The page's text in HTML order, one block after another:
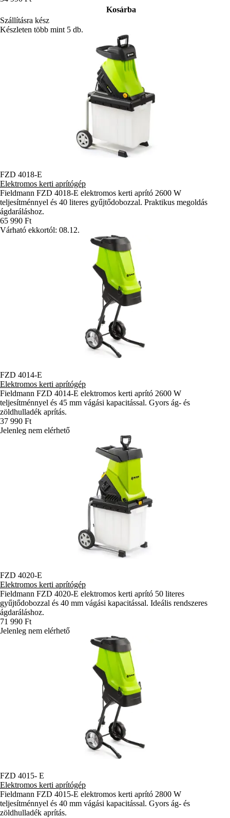
Kosárba
Szállításra kész
Készleten több mint 5 db.
FZD 4018-E
Elektromos kerti aprítógép
Fieldmann FZD 4018-E elektromos kerti aprító 2600 W
teljesítménnyel és 40 literes gyűjtődobozzal. Praktikus megoldás
ágdaráláshoz.
65 990 Ft
Várható ekkortól: 08.12.
FZD 4014-E
Elektromos kerti aprítógép
Fieldmann FZD 4014-E elektromos kerti aprító 2600 W
teljesítménnyel és 45 mm vágási kapacitással. Gyors ág- és
zöldhulladék aprítás.
37 990 Ft
Jelenleg nem elérhető
FZD 4020-E
Elektromos kerti aprítógép
Fieldmann FZD 4020-E elektromos kerti aprító 50 literes
gyűjtődobozzal és 40 mm vágási kapacitással. Ideális rendszeres
ágdaráláshoz.
71 990 Ft
Jelenleg nem elérhető
FZD 4015- E
Elektromos kerti aprítógép
Fieldmann FZD 4015-E elektromos kerti aprító 2800 W
teljesítménnyel és 40 mm vágási kapacitással. Gyors ág- és
zöldhulladék aprítás.